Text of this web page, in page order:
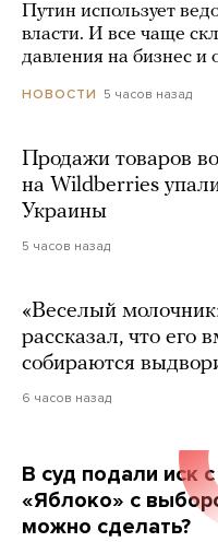
Путин использует
власти. И все чаще
давления на бизнес и
НОВОСТИ 5 часов назад
Продажи товаров
на Wildberries
Украины
5 часов назад
«Веселый
рассказал, что его
собираются
6 часов назад
В суд подали иск
«Яблоко» с
можно сделать?